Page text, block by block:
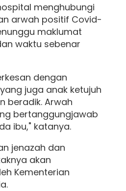
menghubungi
arwah positif Covid-
maklumat
waktu sebenar
dengan
juga anak ketujuh
beradik. Arwah
bertanggungjawab
ibu," katanya.
jenazah dan
akan
Kementerian